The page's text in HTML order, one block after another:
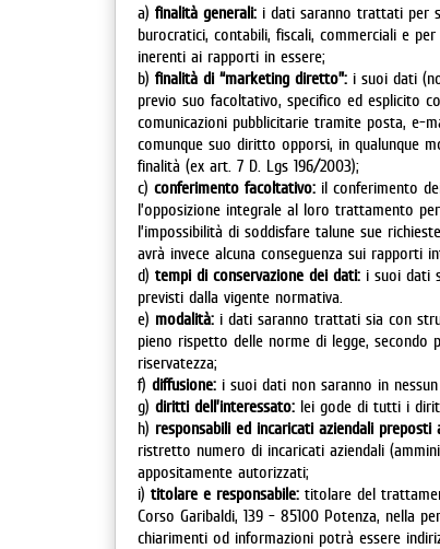
a) finalità generali: i dati saranno trattati per
burocratici, contabili, fiscali, commerciali e
inerenti ai rapporti in essere;
b) finalità di “marketing diretto”: i suoi dati
previo suo facoltativo, specifico ed esplicito
comunicazioni pubblicitarie tramite posta, e-
comunque suo diritto opporsi, in qualunque
finalità (ex art. 7 D. Lgs 196/2003);
c) conferimento facoltativo: il conferimento
l’opposizione integrale al loro trattamento
l’impossibilità di soddisfare talune sue
avrà invece alcuna conseguenza sui rapporti
d) tempi di conservazione dei dati: i suoi dati
previsti dalla vigente normativa.
e) modalità: i dati saranno trattati sia con
pieno rispetto delle norme di legge,
riservatezza;
f) diffusione: i suoi dati non saranno in
g) diritti dell’interessato: lei gode di tutti i
h) responsabili ed incaricati aziendali
ristretto numero di incaricati aziendali
appositamente autorizzati;
i) titolare e responsabile: titolare del
Corso Garibaldi, 139 - 85100 Potenza, nella
chiarimenti od informazioni potrà essere